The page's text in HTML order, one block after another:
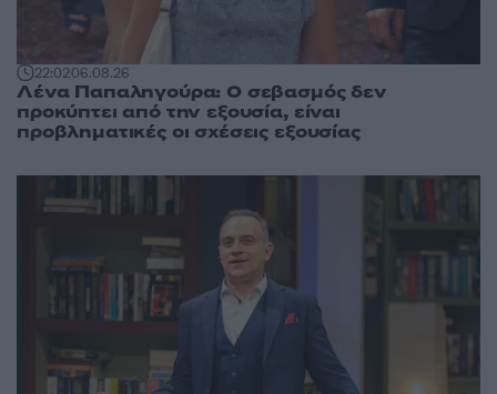
22:0206.08.26
Λένα Παπαληγούρα: Ο σεβασμός δεν
προκύπτει από την εξουσία, είναι
προβληματικές οι σχέσεις εξουσίας